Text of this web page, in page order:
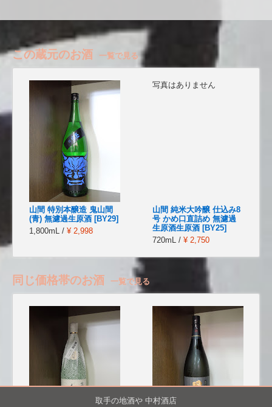
この蔵元のお酒 一覧で見る
山間 特別本醸造 鬼山間
(青) 無濾過生原酒 [BY29]
1,800mL / ¥ 2,998
写真はありません
山間 純米大吟醸 仕込み8
号 かめ口直詰め 無濾過
生原酒生原酒 [BY25]
720mL / ¥ 2,750
同じ価格帯のお酒 一覧で見る
取手の地酒や 中村酒店